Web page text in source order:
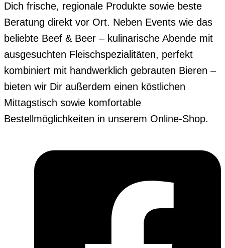
Dich frische, regionale Produkte sowie beste
Beratung direkt vor Ort. Neben Events wie das
beliebte Beef & Beer – kulinarische Abende mit
ausgesuchten Fleischspezialitäten, perfekt
kombiniert mit handwerklich gebrauten Bieren –
bieten wir Dir außerdem einen köstlichen
Mittagstisch sowie komfortable
Bestellmöglichkeiten in unserem Online-Shop.